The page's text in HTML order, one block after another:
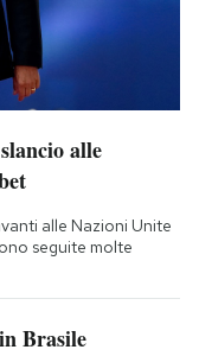
alle
alle Nazioni Unite
seguite molte
Brasile